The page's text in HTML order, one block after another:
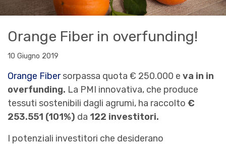
Orange Fiber in overfunding!
10 Giugno 2019
Orange Fibersorpassa quota € 250.000 e va in in
overfunding. La PMI innovativa, che produce
tessuti sostenibili dagli agrumi, ha raccolto €
253.551 (101%) da 122 investitori.
I potenziali investitori che desiderano